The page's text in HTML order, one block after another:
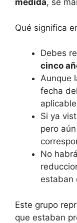
medida, se
Qué significa
Debes
cinco
Aunque
fecha
Si ya
pero
No
estaban
Este grupo
que estaban